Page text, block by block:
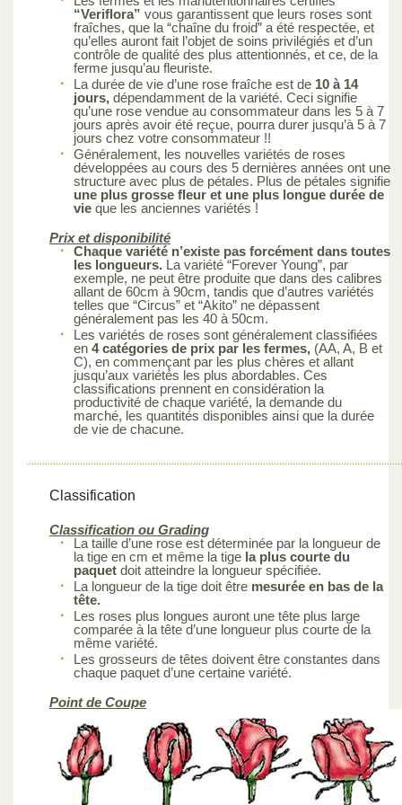
“Veriflora” vous garantissent que leurs roses sont
fraîches, que la “chaîne du froid” a été respectée, et
qu’elles auront fait l’objet de soins privilégiés et d’un
contrôle de qualité des plus attentionnés, et ce, de la
ferme jusqu’au fleuriste.
La durée de vie d’une rose fraîche est de 10 à 14
jours, dépendamment de la variété. Ceci signifie
qu’une rose vendue au consommateur dans les 5 à 7
jours après avoir été reçue, pourra durer jusqu’à 5 à 7
jours chez votre consommateur !!
Généralement, les nouvelles variétés de roses
développées au cours des 5 dernières années ont une
structure avec plus de pétales. Plus de pétales signifie
une plus grosse fleur et une plus longue durée de
vie que les anciennes variétés !
Prix et disponibilité
Chaque variété n’existe pas forcément dans toutes
les longueurs. La variété “Forever Young”, par
exemple, ne peut être produite que dans des calibres
allant de 60cm à 90cm, tandis que d’autres variétés
telles que “Circus” et “Akito” ne dépassent
généralement pas les 40 à 50cm.
Les variétés de roses sont généralement classifiées
en 4 catégories de prix par les fermes, (AA, A, B et
C), en commençant par les plus chères et allant
jusqu’aux variétés les plus abordables. Ces
classifications prennent en considération la
productivité de chaque variété, la demande du
marché, les quantités disponibles ainsi que la durée
de vie de chacune.
Classification
Classification ou Grading
La taille d’une rose est déterminée par la longueur de
la tige en cm et même la tige la plus courte du
paquet doit atteindre la longueur spécifiée.
La longueur de la tige doit être mesurée en bas de la
tête.
Les roses plus longues auront une tête plus large
comparée à la tête d’une longueur plus courte de la
même variété.
Les grosseurs de têtes doivent être constantes dans
chaque paquet d’une certaine variété.
Point de Coupe